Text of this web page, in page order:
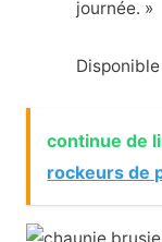
journée. »
continue de
rockeurs de